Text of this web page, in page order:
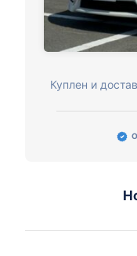
Куплен и